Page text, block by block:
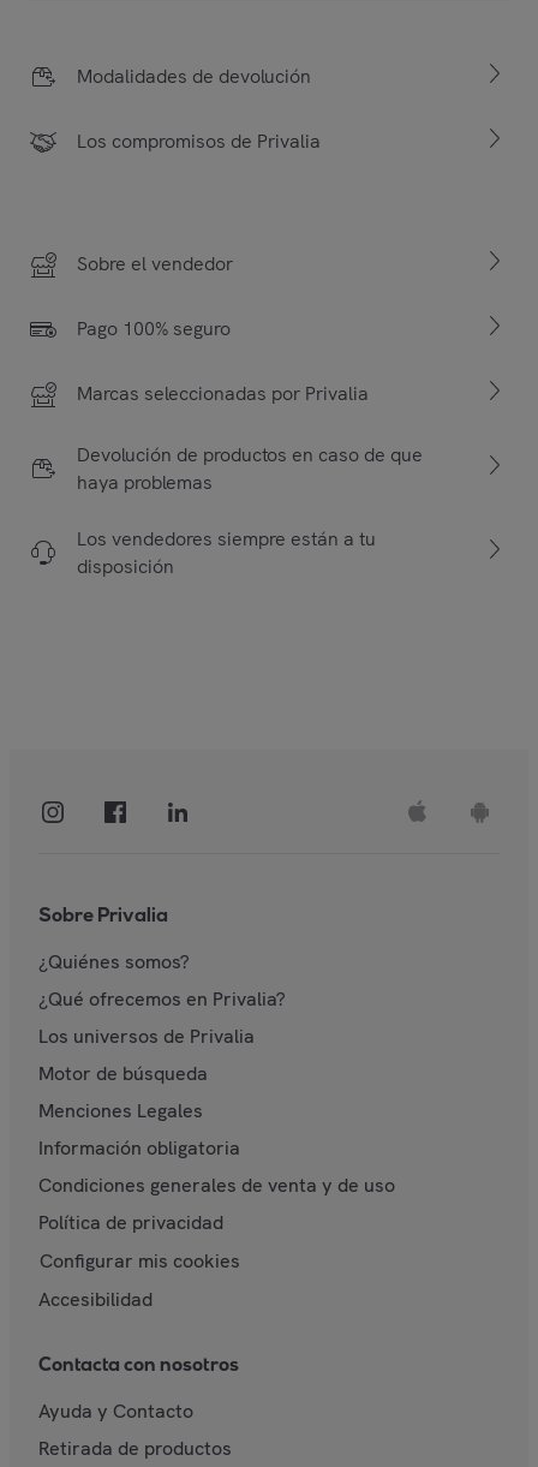
Modalidades de devolución
Los compromisos de Privalia
Sobre el vendedor
Pago 100% seguro
Marcas seleccionadas por Privalia
Devolución de productos en caso de que
haya problemas
Los vendedores siempre están a tu
disposición
Sobre Privalia
¿Quiénes somos?
¿Qué ofrecemos en Privalia?
Los universos de Privalia
Motor de búsqueda
Menciones Legales
Información obligatoria
Condiciones generales de venta y de uso
Política de privacidad
Configurar mis cookies
Accesibilidad
Contacta con nosotros
Ayuda y Contacto
Retirada de productos